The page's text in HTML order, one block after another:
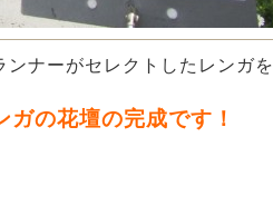
ナーがセレクトしたレンガを
の花壇の完成です！